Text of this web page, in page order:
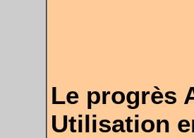
Le progrès
Utilisation